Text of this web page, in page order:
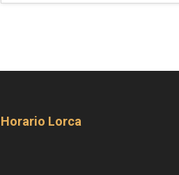
Horario Lorca